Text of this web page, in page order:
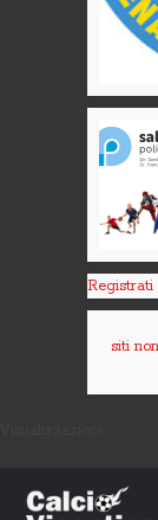
Registrati
siti